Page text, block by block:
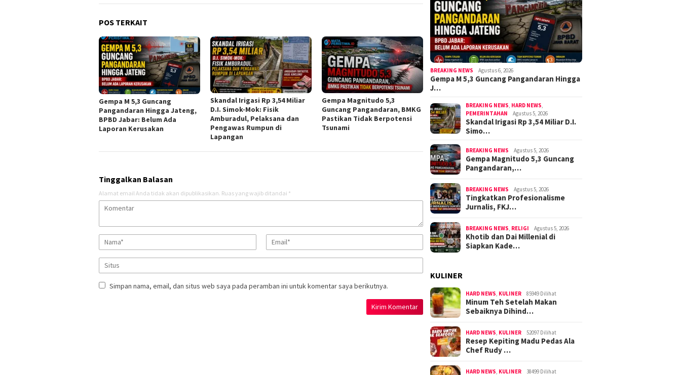
POS TERKAIT
Gempa M 5,3 Guncang
Pangandaran Hingga Jateng,
BPBD Jabar: Belum Ada
Laporan Kerusakan
Skandal Irigasi Rp 3,54 Miliar
D.I. Simok-Mok: Fisik
Amburadul, Pelaksana dan
Pengawas Rumpun di
Lapangan
Gempa Magnitudo 5,3
Guncang Pangandaran, BMKG
Pastikan Tidak Berpotensi
Tsunami
Tinggalkan Balasan
Alamat email Anda tidak akan dipublikasikan. Ruas yang wajib ditandai *
Simpan nama, email, dan situs web saya pada peramban ini untuk komentar saya berikutnya.
BREAKING NEWS Agustus 6, 2026
Gempa M 5,3 Guncang Pangandaran Hingga
J…
BREAKING NEWS HARD NEWS
PEMERINTAHAN
Agustus 5, 2026
Skandal Irigasi Rp 3,54 Miliar D.I.
Simo…
BREAKING NEWS Agustus 5, 2026
Gempa Magnitudo 5,3 Guncang
Pangandaran,…
BREAKING NEWS Agustus 5, 2026
Tingkatkan Profesionalisme
Jurnalis, FKJ…
BREAKING NEWS RELIGI Agustus 5, 2026
Khotib dan Dai Millenial di
Siapkan Kade…
KULINER
HARD NEWS KULINER 85949 Dilihat
Minum Teh Setelah Makan
Sebaiknya Dihind…
HARD NEWS KULINER 52097 Dilihat
Resep Kepiting Madu Pedas Ala
Chef Rudy …
HARD NEWS KULINER 38499 Dilihat